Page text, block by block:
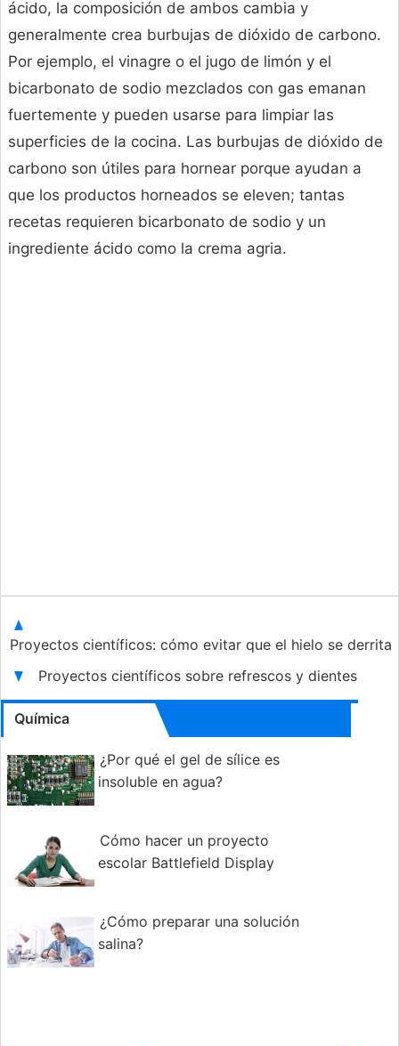
ácido, la composición de ambos cambia y
generalmente crea burbujas de dióxido de carbono.
Por ejemplo, el vinagre o el jugo de limón y el
bicarbonato de sodio mezclados con gas emanan
fuertemente y pueden usarse para limpiar las
superficies de la cocina. Las burbujas de dióxido de
carbono son útiles para hornear porque ayudan a
que los productos horneados se eleven; tantas
recetas requieren bicarbonato de sodio y un
ingrediente ácido como la crema agria.
Proyectos científicos: cómo evitar que el hielo se derrita
Proyectos científicos sobre refrescos y dientes
Química
¿Por qué el gel de sílice es
insoluble en agua?
Cómo hacer un proyecto
escolar Battlefield Display
¿Cómo preparar una solución
salina?